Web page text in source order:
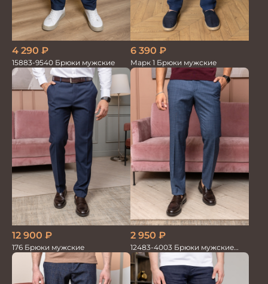
4 290 ₽
15883-9540 Брюки мужские
6 390 ₽
Марк 1 Брюки мужские
12 900 ₽
176 Брюки мужские
2 950 ₽
12483-4003 Брюки мужские
серо-голубые